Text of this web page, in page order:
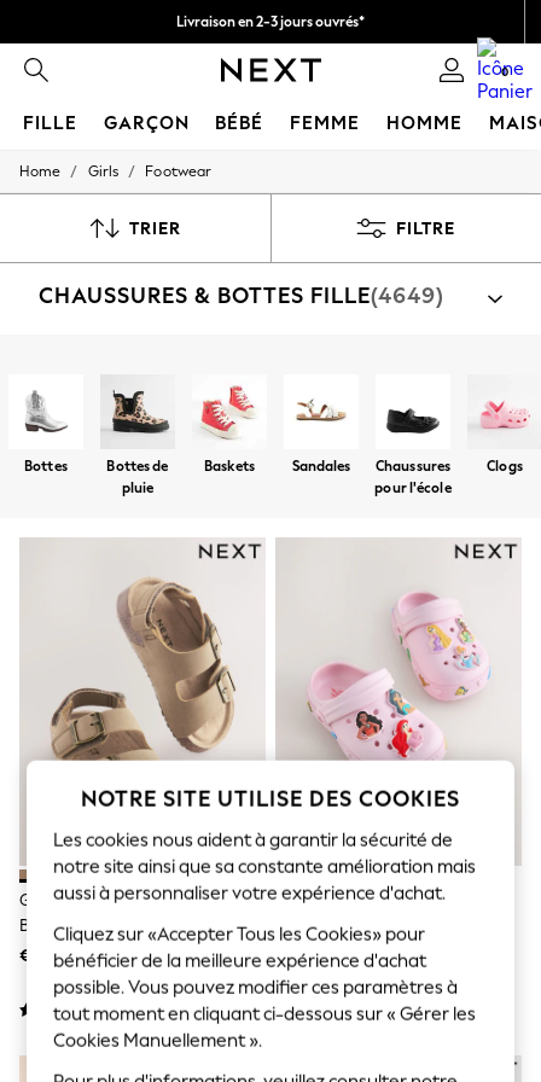
Livraison en 2-3 jours ouvrés*
Retours faciles* 0
FILLE GARÇON BÉBÉ FEMME HOMME
HOLIDAY SHOP
All Swimwear
Beach Dresses & Kaftans
Jumpsuits & Playsuits
Linen Collection
Sandals
Shorts
Trousers
Sun Hats & Caps
All Swimwear
Accessories
Bags & Luggage
Footwear
Hats
Linen Collection
Loafers
Polo Shirts
Shirts
Sunglasses
T-Shirts
Vests
All Swimwear
Ponchos & Toweling sets
Sun Hats & Caps
Polo Shirts
Rash Vests
Sandals & Sliders
Shirts
Home / Girls / Footwear
TRIER FILTRE
CHAUSSURES & BOTTES FILLE(4649)
Baskets
Chaussures Sandales Bottes
Bottes
Bottes de
pluie
Baskets Sandales
Chaussures
pour l'école
Clogs
Grège Beige - Sandales À Double
Boucle Avec Semelle
Rembourrée
€ 16 - € 20
Rose - Sabots Disney Princess
€ 18 - € 19
NOTRE SITE UTILISE DES COOKIES
Les cookies nous aident à garantir la sécurité de
notre site ainsi que sa constante amélioration mais
aussi à personnaliser votre expérience d'achat.
Cliquez sur «Accepter Tous les Cookies» pour
bénéficier de la meilleure expérience d'achat
possible. Vous pouvez modifier ces paramètres à
tout moment en cliquant ci-dessous sur « Gérer les
Cookies Manuellement ».